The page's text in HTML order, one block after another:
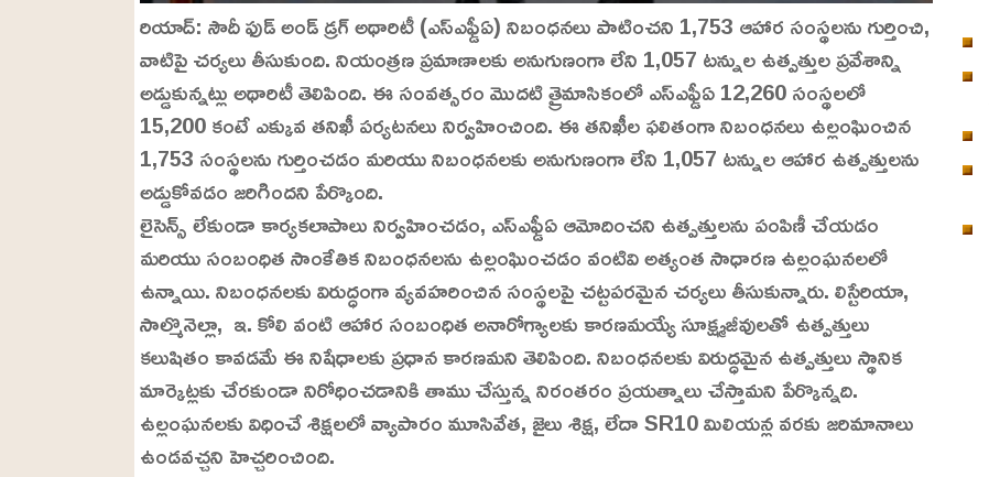
రియాద్: సౌదీ ఫుడ్ అండ్ డ్రగ్ అథారిటీ (ఎస్ఎఫ్డీఏ) నిబంధనలు పాటించని 1,753 ఆహార సంస్థలను గుర్తించి,
వాటిపై చర్యలు తీసుకుంది. నియంత్రణ ప్రమాణాలకు అనుగుణంగా లేని 1,057 టన్నుల ఉత్పత్తుల ప్రవేశాన్ని
అడ్డుకున్నట్లు అథారిటీ తెలిపింది. ఈ సంవత్సరం మొదటి త్రైమాసికంలో ఎస్ఎఫ్డీఏ 12,260 సంస్థలలో
15,200 కంటే ఎక్కువ తనిఖీ పర్యటనలు నిర్వహించింది. ఈ తనిఖీల ఫలితంగా నిబంధనలు ఉల్లంఘించిన
1,753 సంస్థలను గుర్తించడం మరియు నిబంధనలకు అనుగుణంగా లేని 1,057 టన్నుల ఆహార ఉత్పత్తులను
అడ్డుకోవడం జరిగిందని పేర్కొంది.
లైసెన్స్ లేకుండా కార్యకలాపాలు నిర్వహించడం, ఎస్ఎఫ్డీఏ ఆమోదించని ఉత్పత్తులను పంపిణీ చేయడం
మరియు సంబంధిత సాంకేతిక నిబంధనలను ఉల్లంఘించడం వంటివి అత్యంత సాధారణ ఉల్లంఘనలలో
ఉన్నాయి. నిబంధనలకు విరుద్ధంగా వ్యవహరించిన సంస్థలపై చట్టపరమైన చర్యలు తీసుకున్నారు. లిస్టేరియా,
సాల్మొనెల్లా, ఇ. కోలి వంటి ఆహార సంబంధిత అనారోగ్యాలకు కారణమయ్యే సూక్ష్మజీవులతో ఉత్పత్తులు
కలుషితం కావడమే ఈ నిషేధాలకు ప్రధాన కారణమని తెలిపింది. నిబంధనలకు విరుద్ధమైన ఉత్పత్తులు స్థానిక
మార్కెట్లకు చేరకుండా నిరోధించడానికి తాము చేస్తున్న నిరంతరం ప్రయత్నాలు చేస్తామని పేర్కొన్నది.
ఉల్లంఘనలకు విధించే శిక్షలలో వ్యాపారం మూసివేత, జైలు శిక్ష, లేదా SR10 మిలియన్ల వరకు జరిమానాలు
ఉండవచ్చని హెచ్చరించింది.